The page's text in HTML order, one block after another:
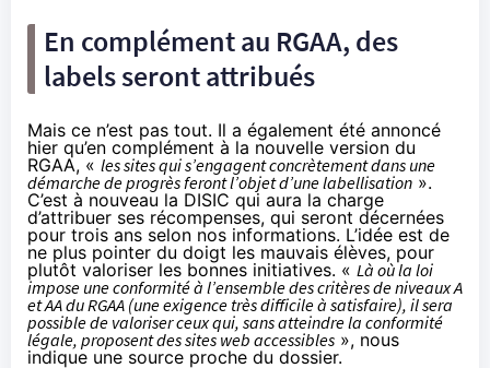
En complément au RGAA, des
labels seront attribués
Mais ce n’est pas tout. Il a également été annoncé
hier qu’en complément à la nouvelle version du
RGAA, « les sites qui s’engagent concrètement dans une
démarche de progrès feront l’objet d’une labellisation ».
C’est à nouveau la DISIC qui aura la charge
d’attribuer ses récompenses, qui seront décernées
pour trois ans selon nos informations. L’idée est de
ne plus pointer du doigt les mauvais élèves, pour
plutôt valoriser les bonnes initiatives. « Là où la loi
impose une conformité à l’ensemble des critères de niveaux A
et AA du RGAA (une exigence très difficile à satisfaire), il sera
possible de valoriser ceux qui, sans atteindre la conformité
légale, proposent des sites web accessibles », nous
indique une source proche du dossier.